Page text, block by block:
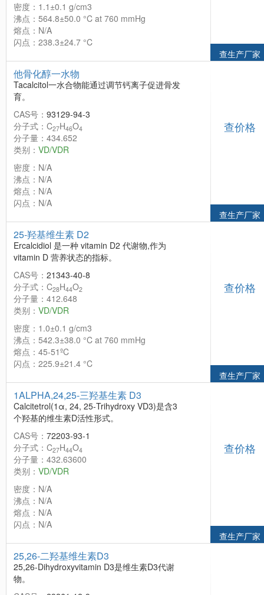
密度：1.1±0.1 g/cm3
沸点：564.8±50.0 °C at 760 mmHg
熔点：N/A
闪点：238.3±24.7 °C
查生产厂家
他骨化醇一水物
Tacalcitol一水合物能通过调节钙离子促进骨发
育。
CAS号： 93129-94-3
分子式：C27H46O4
分子量：434.652
类别： VD/VDR
密度：N/A
沸点：N/A
熔点：N/A
闪点：N/A
查价格
查生产厂家
25-羟基维生素 D2
Ercalcidiol 是一种 vitamin D2 代谢物,作为
vitamin D 营养状态的指标。
CAS号： 21343-40-8
分子式：C28H44O2
分子量：412.648
类别： VD/VDR
密度：1.0±0.1 g/cm3
沸点：542.3±38.0 °C at 760 mmHg
熔点：45-51ºC
闪点：225.9±21.4 °C
查价格
查生产厂家
1ALPHA,24,25-三羟基生素 D3
Calcitetrol(1α, 24, 25-Trihydroxy VD3)是含3
个羟基的维生素D活性形式。
CAS号： 72203-93-1
分子式：C27H44O4
分子量：432.63600
类别： VD/VDR
密度：N/A
沸点：N/A
熔点：N/A
闪点：N/A
查价格
查生产厂家
25,26-二羟基维生素D3
25,26-Dihydroxyvitamin D3是维生素D3代谢
物。